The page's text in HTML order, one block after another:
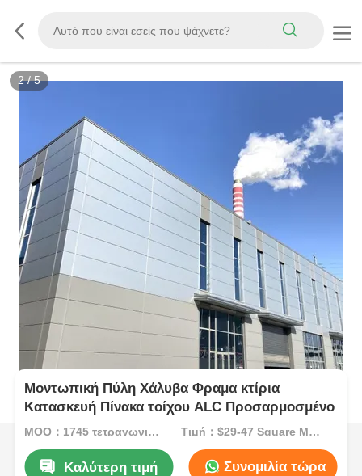
2/5
Μοντωπική Πύλη Χάλυβα Φραμα κτίρια
Κατασκευή Πίνακα τοίχου ALC Προσαρμοσμένο
MOQ：1745 τετραγωνικά μέτρα Τιμή：$29-47 Square Meters
Καλύτερη τιμή Συνομιλία τώρα